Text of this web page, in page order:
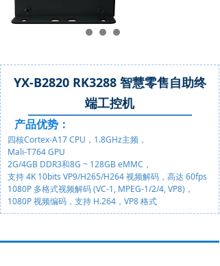
YX-B2820 RK3288 智慧零售自助终
端工控机
四核Cortex-A17 CPU，1.8GHz主频，
Mali-T764 GPU
2G/4GB DDR3和8G ~ 128GB eMMC，
支持 4K 10bits VP9/H265/H264 视频解码，高达 60fps
1080P 多格式视频解码 (VC-1, MPEG-1/2/4, VP8)，
1080P 视频编码，支持 H.264，VP8 格式
产品优势 ：